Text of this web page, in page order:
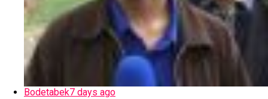
Bodetabek7 days ago